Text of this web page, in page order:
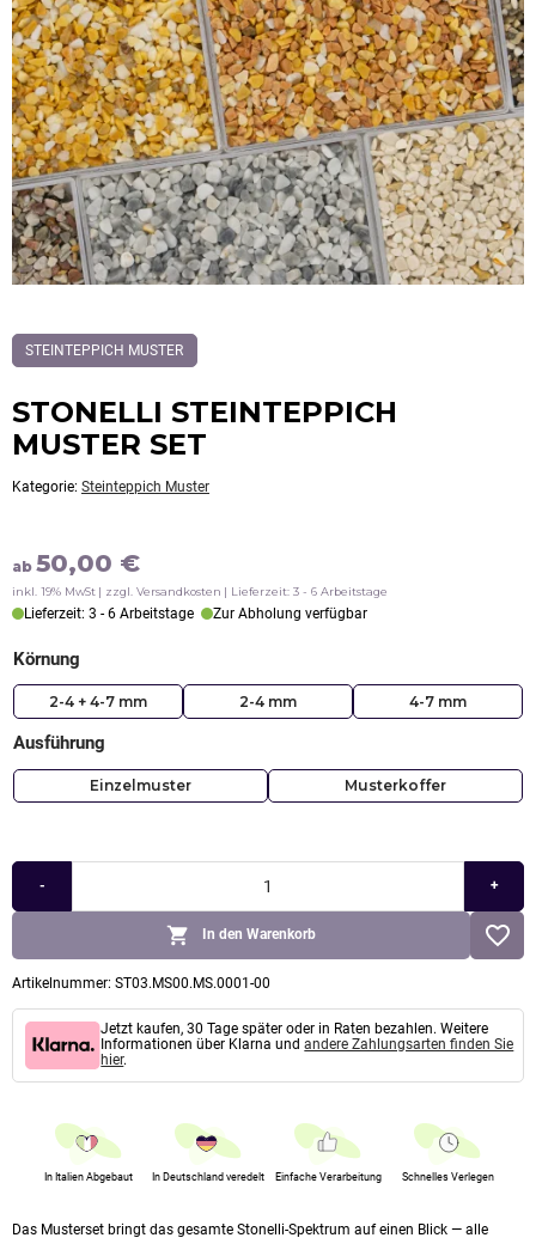
Dieses
Produkt
als:
Steinteppich
Muster
STEINTEPPICH MUSTER
STONELLI STEINTEPPICH
MUSTER SET
Artikelnummer: ST03.MS00.MS.0001-00
Kategorie: Steinteppich Muster
ab 50,00 €
inkl. 19% MwSt zzgl. Versandkosten Lieferzeit: 3 - 6 Arbeitstage
Das Musterset bringt das gesamte Stonelli-Spektrum auf einen Blick — alle
Körnung
2-4 + 4-7 mm 2-4 mm 4-7 mm
Ausführung
Einzelmuster Musterkoffer
-
Stonelli
Muster
+
In den Warenkorb
Jetzt kaufen, 30 Tage später oder in Raten bezahlen. Weitere
Informationen über Klarna undandere Zahlungsarten finden Sie
hier.
In Italien Abgebaut In Deutschland veredelt Einfache Verarbeitung Schnelles Verlegen
Lieferzeit: 3 - 6 Arbeitstage Zur Abholung verfügbar